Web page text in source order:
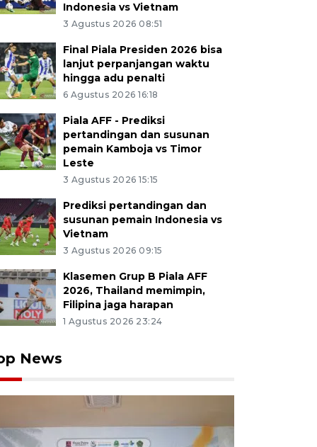
Indonesia vs Vietnam
3 Agustus 2026 08:51
Final Piala Presiden 2026 bisa
lanjut perpanjangan waktu
hingga adu penalti
6 Agustus 2026 16:18
Piala AFF - Prediksi
pertandingan dan susunan
pemain Kamboja vs Timor
Leste
3 Agustus 2026 15:15
Prediksi pertandingan dan
susunan pemain Indonesia vs
Vietnam
3 Agustus 2026 09:15
Klasemen Grup B Piala AFF
2026, Thailand memimpin,
Filipina jaga harapan
1 Agustus 2026 23:24
News